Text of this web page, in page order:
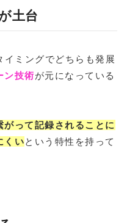
土台
ミングでどちらも発展
ン技術が元になっている
って記録されることに
くいという特性を持って